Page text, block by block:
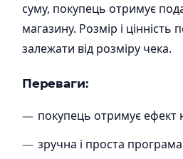
суму, покупець отримує
магазину. Розмір і цінність
залежати від розміру чека.
Переваги:
покупець отримує ефект
зручна і проста програма